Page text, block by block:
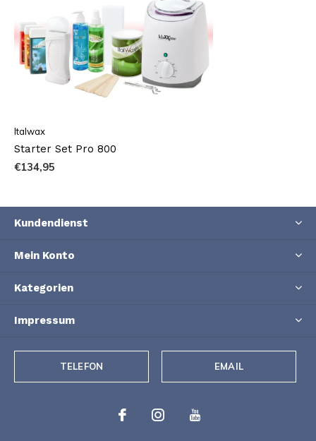
Italwax
Starter Set Pro 800
€134,95
Kundendienst
Mein Konto
Kategorien
Impressum
TELEFON EMAIL